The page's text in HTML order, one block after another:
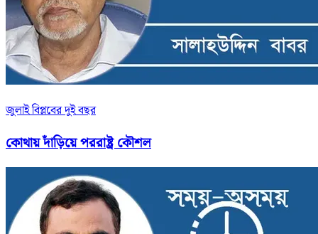
জুলাই বিপ্লবের দুই বছর
কোথায় দাঁড়িয়ে পররাষ্ট্র কৌশল